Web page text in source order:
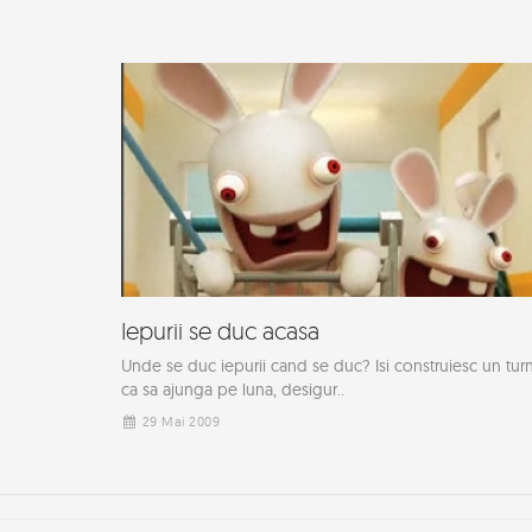
Iepurii se duc acasa
Unde se duc iepurii cand se duc? Isi construiesc un
ca sa ajunga pe luna, desigur..
29 Mai 2009